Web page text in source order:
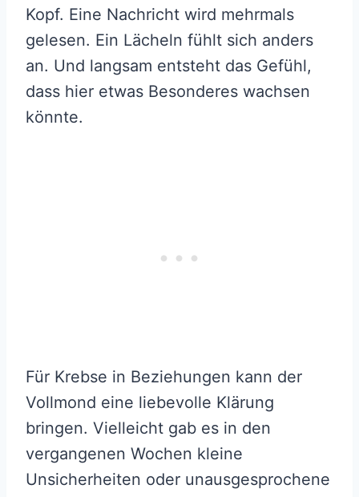
Kopf. Eine Nachricht wird mehrmals
gelesen. Ein Lächeln fühlt sich anders
an. Und langsam entsteht das Gefühl,
dass hier etwas Besonderes wachsen
könnte.
Für Krebse in Beziehungen kann der
Vollmond eine liebevolle Klärung
bringen. Vielleicht gab es in den
vergangenen Wochen kleine
Unsicherheiten oder unausgesprochene